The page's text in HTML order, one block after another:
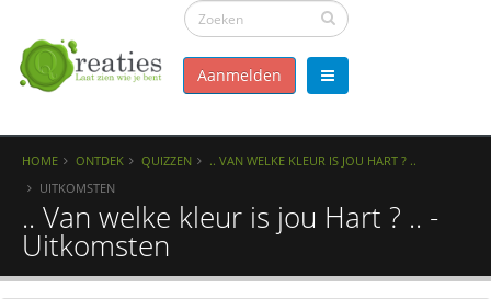
Aanmelden
HOME ONTDEK QUIZZEN
.. VAN WELKE KLEUR IS JOU HART ? ..
UITKOMSTEN
.. Van welke kleur is jou Hart ? .. -
Uitkomsten